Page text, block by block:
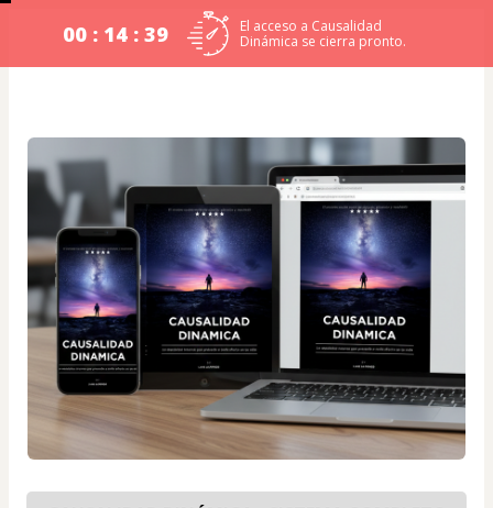
00 : 14 : 39
El acceso a Causalidad
Dinámica se cierra pronto.